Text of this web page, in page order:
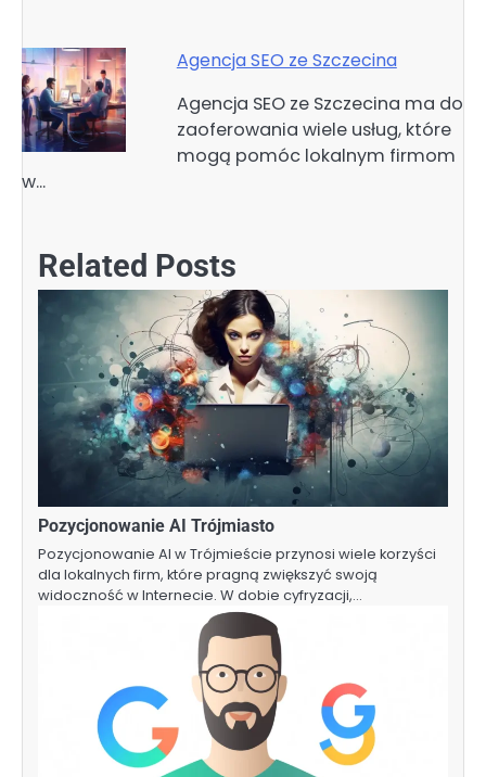
Agencja SEO ze Szczecina
Agencja SEO ze Szczecina ma do
zaoferowania wiele usług, które
mogą pomóc lokalnym firmom
w…
Related Posts
Pozycjonowanie AI Trójmiasto
Pozycjonowanie AI w Trójmieście przynosi wiele korzyści
dla lokalnych firm, które pragną zwiększyć swoją
widoczność w Internecie. W dobie cyfryzacji,…